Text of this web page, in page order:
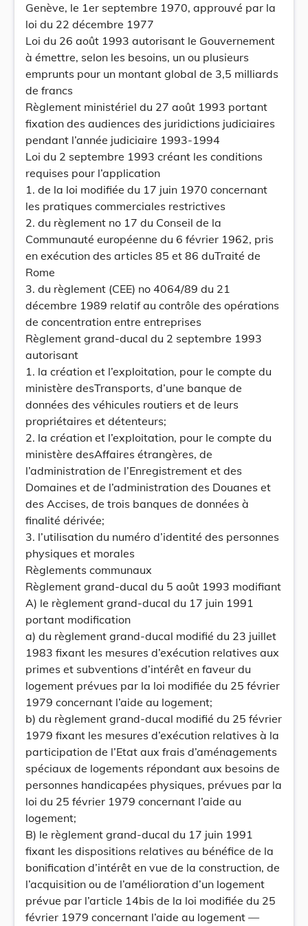
Genève, le 1er septembre 1970, approuvé par la
loi du 22 décembre 1977
Loi du 26 août 1993 autorisant le Gouvernement
à émettre, selon les besoins, un ou plusieurs
emprunts pour un montant global de 3,5 milliards
de francs
Règlement ministériel du 27 août 1993 portant
fixation des audiences des juridictions judiciaires
pendant l’année judiciaire 1993-1994
Loi du 2 septembre 1993 créant les conditions
requises pour l’application
1. de la loi modifiée du 17 juin 1970 concernant
les pratiques commerciales restrictives
2. du règlement no 17 du Conseil de la
Communauté européenne du 6 février 1962, pris
en exécution des articles 85 et 86 duTraité de
Rome
3. du règlement (CEE) no 4064/89 du 21
décembre 1989 relatif au contrôle des opérations
de concentration entre entreprises
Règlement grand-ducal du 2 septembre 1993
autorisant
1. la création et l’exploitation, pour le compte du
ministère desTransports, d’une banque de
données des véhicules routiers et de leurs
propriétaires et détenteurs;
2. la création et l’exploitation, pour le compte du
ministère desAffaires étrangères, de
l’administration de l’Enregistrement et des
Domaines et de l’administration des Douanes et
des Accises, de trois banques de données à
finalité dérivée;
3. l’utilisation du numéro d’identité des personnes
physiques et morales
Règlements communaux
Règlement grand-ducal du 5 août 1993 modifiant
A) le règlement grand-ducal du 17 juin 1991
portant modification
a) du règlement grand-ducal modifié du 23 juillet
1983 fixant les mesures d’exécution relatives aux
primes et subventions d’intérêt en faveur du
logement prévues par la loi modifiée du 25 février
1979 concernant l’aide au logement;
b) du règlement grand-ducal modifié du 25 février
1979 fixant les mesures d’exécution relatives à la
participation de l’Etat aux frais d’aménagements
spéciaux de logements répondant aux besoins de
personnes handicapées physiques, prévues par la
loi du 25 février 1979 concernant l’aide au
logement;
B) le règlement grand-ducal du 17 juin 1991
fixant les dispositions relatives au bénéfice de la
bonification d’intérêt en vue de la construction, de
l’acquisition ou de l’amélioration d’un logement
prévue par l’article 14bis de la loi modifiée du 25
février 1979 concernant l’aide au logement —